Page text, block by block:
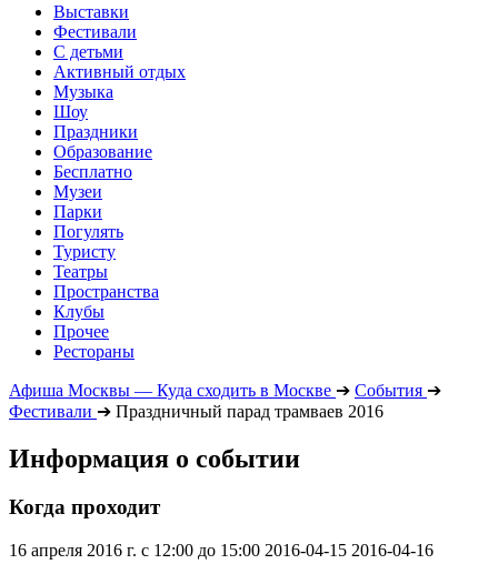
Выставки
Фестивали
С детьми
Активный отдых
Музыка
Шоу
Праздники
Образование
Бесплатно
Музеи
Парки
Погулять
Туристу
Театры
Пространства
Клубы
Прочее
Рестораны
Афиша Москвы — Куда сходить в Москве ➔ События ➔
Фестивали ➔ Праздничный парад трамваев 2016
Информация о событии
Когда проходит
16 апреля 2016 г. с 12:00 до 15:00 2016-04-15 2016-04-16